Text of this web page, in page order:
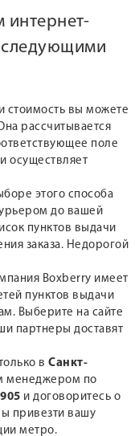
интернет-
следующими
стоимость вы можете
рассчитывается
поле
осуществляет
этого способа
до вашей
пунктов выдачи
заказа. Недорогой
Boxberry имеет
пунктов выдачи
Выберите на сайте
партнеры доставят
в Санкт-
менеджером по
и договоритесь о
привезти вашу
метро.